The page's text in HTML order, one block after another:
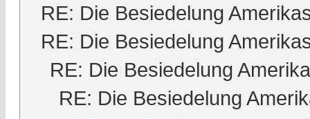
RE: Die Besiedelung
RE: Die Besiedelung
RE: Die Besiedelung
RE: Die Besiedelung